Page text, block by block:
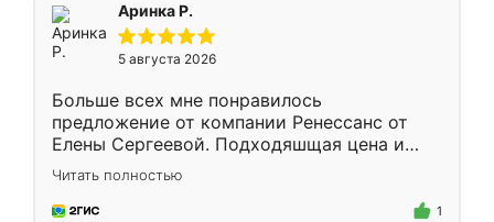
Аринка Р.
5 августа 2026
Больше всех мне понравилось
предложение от компании Ренессанс от
Елены Сергеевой. Подходяшщая цена и
короткие сроки изготовления. Приехавший
для замера сотрудник Владислав
предложил по моему эскизу самый
Читать полностью
1